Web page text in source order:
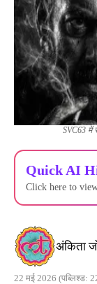
SVC63 में
Quick AI
Click here to
अंकिता
22 मई 2026 (पब्लिश्ड: